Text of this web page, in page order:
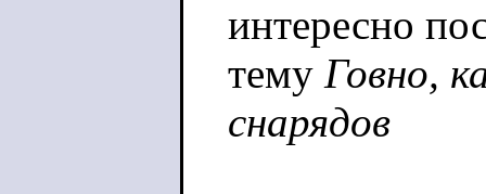
интересно
тему Говно,
снарядов